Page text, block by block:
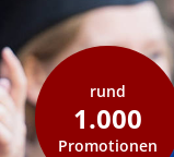
rund
1.000
Promotionen